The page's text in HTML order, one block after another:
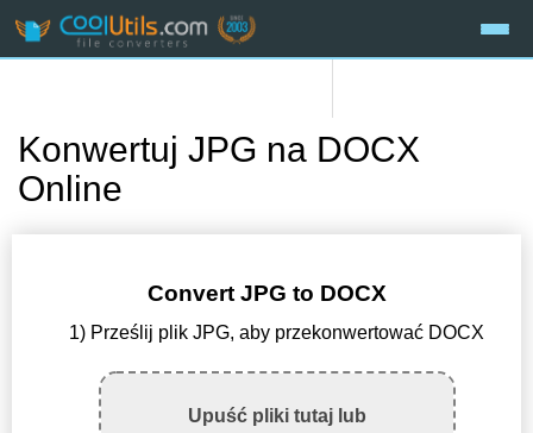
Konwertuj JPG na DOCX
Online
Convert JPG to DOCX
1) Prześlij plik JPG, aby przekonwertować DOCX
Upuść pliki tutaj lub